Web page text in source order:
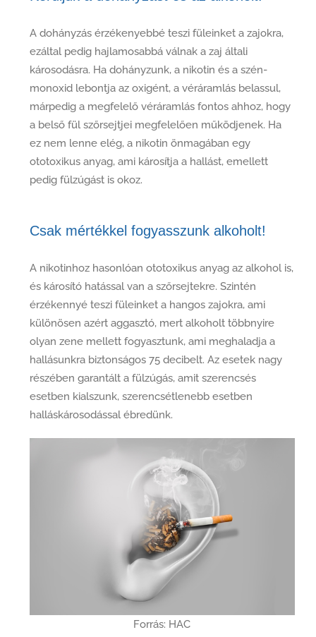
A dohányzás érzékenyebbé teszi füleinket a zajokra,
ezáltal pedig hajlamosabbá válnak a zaj általi
károsodásra. Ha dohányzunk, a nikotin és a szén-
monoxid lebontja az oxigént, a véráramlás belassul,
márpedig a megfelelő véráramlás fontos ahhoz, hogy
a belső fül szőrsejtjei megfelelően működjenek. Ha
ez nem lenne elég, a nikotin önmagában egy
ototoxikus anyag, ami károsítja a hallást, emellett
pedig fülzúgást is okoz.
Csak mértékkel fogyasszunk alkoholt!
A nikotinhoz hasonlóan ototoxikus anyag az alkohol is,
és károsító hatással van a szőrsejtekre. Szintén
érzékennyé teszi füleinket a hangos zajokra, ami
különösen azért aggasztó, mert alkoholt többnyire
olyan zene mellett fogyasztunk, ami meghaladja a
hallásunkra biztonságos 75 decibelt. Az esetek nagy
részében garantált a fülzúgás, amit szerencsés
esetben kialszunk, szerencsétlenebb esetben
halláskárosodással ébredünk.
Forrás: HAC